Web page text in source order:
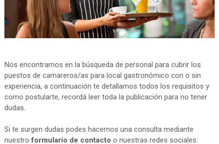
Nos encontramos en la búsqueda de personal para cubrir los
puestos de camareros/as para local gastronómico con o sin
experiencia, a continuación te detallamos todos los requisitos y
como postularte, recordá leer toda la publicación para no tener
dudas.
Si te surgen dudas podes hacernos una consulta mediante
nuestroformulario de contacto o nuestras redes sociales: